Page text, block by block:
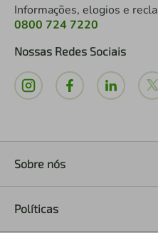
Informações, elogios e
0800 724 7220
Nossas Redes Sociais
Sobre nós
Políticas